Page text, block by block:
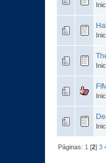
Páginas: 1 [2]3